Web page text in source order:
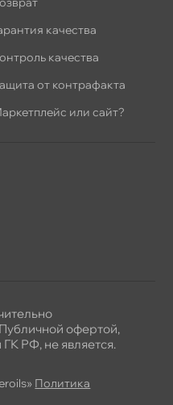
качества
качества
от контрафакта
или сайт?
Политика
офертой,
РФ, не является.